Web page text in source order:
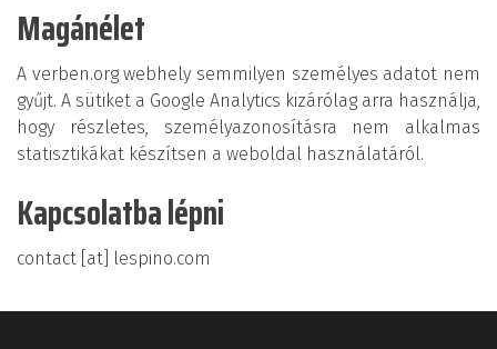
Magánélet
A verben.org webhely semmilyen személyes adatot nem
gyűjt. A sütiket a Google Analytics kizárólag arra használja,
hogy részletes, személyazonosításra nem alkalmas
statisztikákat készítsen a weboldal használatáról.
Kapcsolatba lépni
contact [at] lespino.com